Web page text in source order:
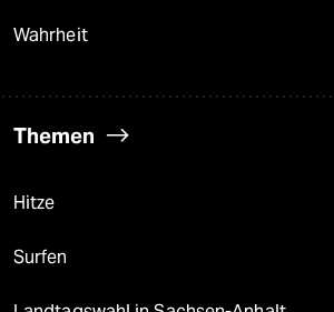
Wahrheit
Themen
Hitze
Surfen